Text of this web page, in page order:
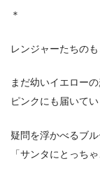
＊
レンジャーたちの
まだ幼いイエロー
ピンクにも届いてい
疑問を浮かべるブ
「サンタにとっち